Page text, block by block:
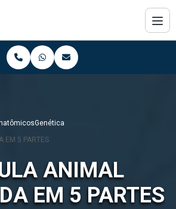
Genética
EM 5 PARTES
ANIMAL
EM 5 PARTES